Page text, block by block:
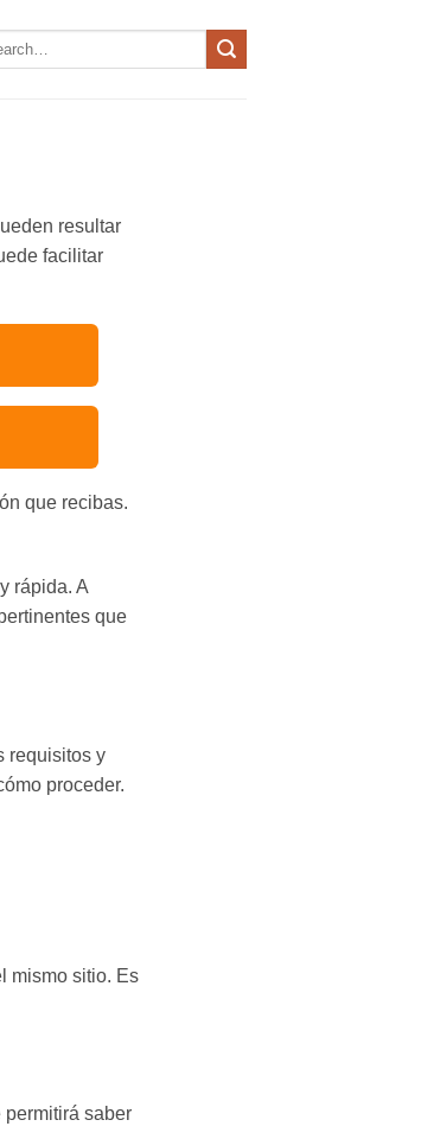
resultar
facilitar
que recibas.
rápida. A
que
requisitos y
proceder.
mismo sitio. Es
permitirá saber